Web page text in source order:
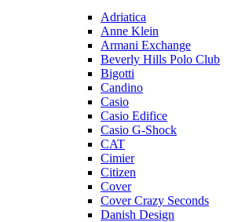
Adriatica
Anne Klein
Armani Exchange
Beverly Hills Polo Club
Bigotti
Candino
Casio
Casio Edifice
Casio G-Shock
CAT
Cimier
Citizen
Cover
Cover Crazy Seconds
Danish Design